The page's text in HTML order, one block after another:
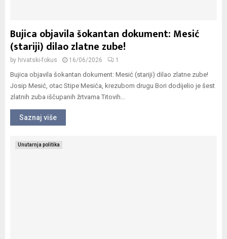
Bujica objavila šokantan dokument: Mesić
(stariji) dilao zlatne zube!
by hrvatski-fokus 16/06/2026 1
Bujica objavila šokantan dokument: Mesić (stariji) dilao zlatne zube!
Josip Mesić, otac Stipe Mesića, krezubom drugu Bori dodijelio je šest
zlatnih zuba iščupanih žrtvama Titovih...
Saznaj više
Unutarnja politika